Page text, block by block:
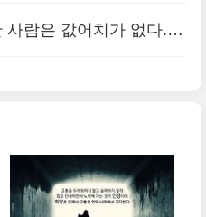
사람은 값어치가 없다.
져가면서, ..